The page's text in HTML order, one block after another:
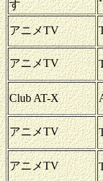
す
アニメTV
アニメTV
Club AT-X
アニメTV
アニメTV